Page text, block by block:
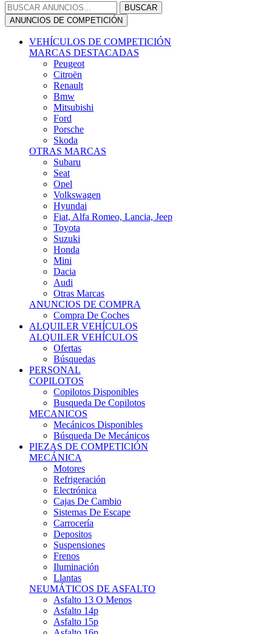
ANUNCIOS DE COMPETICIÓN
VEHÍCULOS DE COMPETICIÓN
MARCAS DESTACADAS
Peugeot
Citroën
Renault
Bmw
Mitsubishi
Ford
Porsche
Skoda
OTRAS MARCAS
Subaru
Seat
Opel
Volkswagen
Hyundai
Fiat, Alfa Romeo, Lancia, Jeep
Toyota
Suzuki
Honda
Mini
Dacia
Audi
Otras Marcas
ANUNCIOS DE COMPRA
Compra De Coches
ALQUILER VEHÍCULOS
ALQUILER VEHÍCULOS
Ofertas
Búsquedas
PERSONAL
COPILOTOS
Copilotos Disponibles
Busqueda De Copilotos
MECANICOS
Mecánicos Disponibles
Búsqueda De Mecánicos
PIEZAS DE COMPETICIÓN
MECÁNICA
Motores
Refrigeración
Electrónica
Cajas De Cambio
Sistemas De Escape
Carrocería
Depositos
Suspensiones
Frenos
Iluminación
Llantas
NEUMÁTICOS DE ASFALTO
Asfalto 13 O Menos
Asfalto 14p
Asfalto 15p
Asfalto 16p
Asfalto 17p